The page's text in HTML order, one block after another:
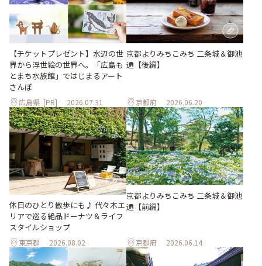
【チケットプレゼント】水辺の世
界から浮世絵の世界へ。「広島も
とまち水族館」ではじまるアート
さんぽ
広島県 [PR] 2026.07.31
京都よりみちこみち 二条城＆御池
通【後編】
京都府 2026.06.20
休日のひとり散歩にも♪ 代々木エ
リアで巡る絶品ドーナツ＆ライフ
スタイルショップ
東京都 2026.08.02
京都よりみちこみち 二条城＆御池
通【前編】
京都府 2026.06.14